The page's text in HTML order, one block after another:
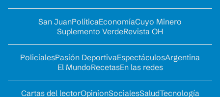
San JuanPolíticaEconomíaCuyo Minero
Suplemento VerdeRevista OH
PolicialesPasión DeportivaEspectáculosArgentina
El MundoRecetasEn las redes
Cartas del lectorOpinionSocialesSaludTecnología